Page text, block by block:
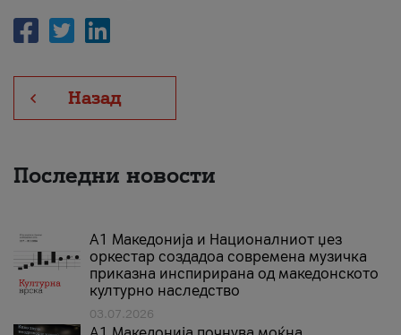
Назад
Последни новости
А1 Македонија и Националниот џез
оркестар создадоа современа музичка
приказна инспирирана од македонското
културно наследство
03.07.2026